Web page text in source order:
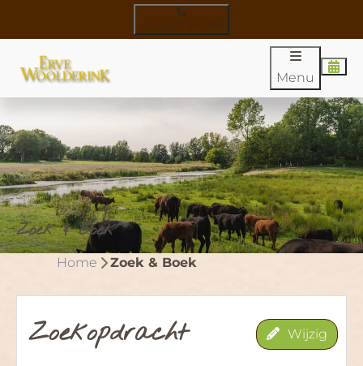
+31(0)547 381 909
Menu
Zoek & Boek
Home Zoek & Boek
Zoekopdracht Wijzig